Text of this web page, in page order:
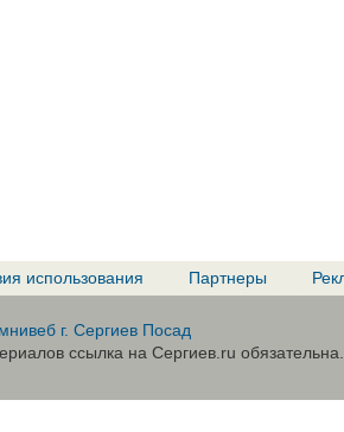
использования Партнеры
г. Сергиев Посад
ссылка на Сергиев.ru обязательна.